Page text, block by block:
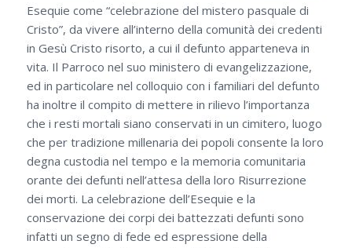
Esequie come “celebrazione del mistero pasquale di
Cristo”, da vivere all’interno della comunità dei credenti
in Gesù Cristo risorto, a cui il defunto apparteneva in
vita. Il Parroco nel suo ministero di evangelizzazione,
ed in particolare nel colloquio con i familiari del defunto
ha inoltre il compito di mettere in rilievo l’importanza
che i resti mortali siano conservati in un cimitero, luogo
che per tradizione millenaria dei popoli consente la loro
degna custodia nel tempo e la memoria comunitaria
orante dei defunti nell’attesa della loro Risurrezione
dei morti. La celebrazione dell’Esequie e la
conservazione dei corpi dei battezzati defunti sono
infatti un segno di fede ed espressione della